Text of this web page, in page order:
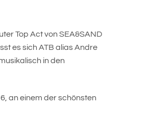
Top Act von SEA&SAND
es sich ATB alias Andre
in den
an einem der schönsten